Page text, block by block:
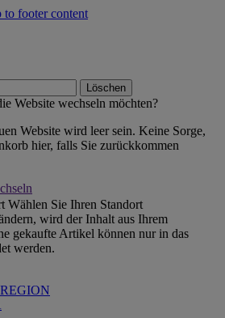
to footer content
Löschen
Website wechseln möchten?
Website wird leer sein. Keine Sorge,
hier, falls Sie zurückkommen
Wählen Sie Ihren Standort
wird der Inhalt aus Ihrem
gekaufte Artikel können nur in das
werden.